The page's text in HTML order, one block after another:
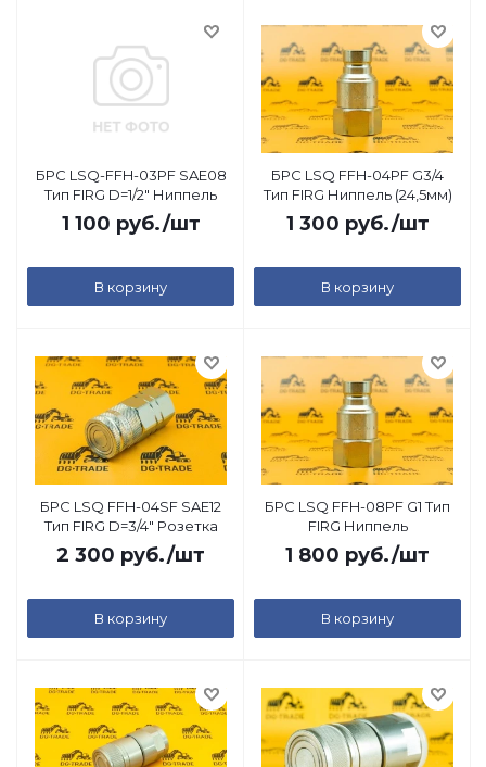
БРС LSQ-FFH-03PF SAE08
Тип FIRG D=1/2" Ниппель
1 100 руб./шт
В корзину
БРС LSQ FFH-04PF G3/4
Тип FIRG Ниппель (24,5мм)
1 300 руб./шт
В корзину
БРС LSQ FFH-04SF SAE12
Тип FIRG D=3/4" Розетка
2 300 руб./шт
В корзину
БРС LSQ FFH-08PF G1 Тип
FIRG Ниппель
1 800 руб./шт
В корзину